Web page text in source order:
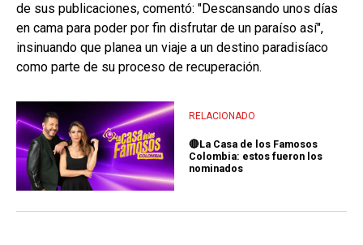
de sus publicaciones, comentó: "Descansando unos días
en cama para poder por fin disfrutar de un paraíso así",
insinuando que planea un viaje a un destino paradisíaco
como parte de su proceso de recuperación.
RELACIONADO
🔴La Casa de los Famosos
Colombia: estos fueron los
nominados